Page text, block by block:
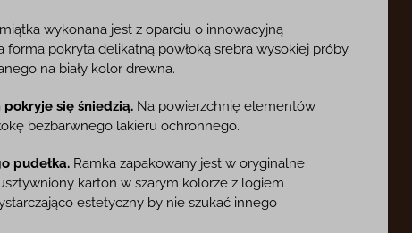
wykonana jest z oparciu o innowacyjną
pokryta delikatną powłoką srebra wysokiej próby.
na biały kolor drewna.
się śniedzią. Na powierzchnię elementów
bezbarwnego lakieru ochronnego.
pudełka. Ramka zapakowany jest w oryginalne
karton w szarym kolorze z logiem
estetyczny by nie szukać innego